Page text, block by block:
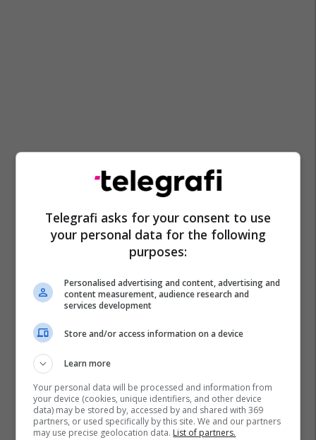
Grabitje Policia E Kosovës Sheshi "nënë Tereza"
Telegrafi asks for your consent to use
your personal data for the following
purposes:
Personalised advertising and content, advertising and
content measurement, audience research and
services development
Store and/or access information on a device
Learn more
Your personal data will be processed and information from
your device (cookies, unique identifiers, and other device
data) may be stored by, accessed by and shared with 369
partners, or used specifically by this site. We and our partners
may use precise geolocation data. List of partners.